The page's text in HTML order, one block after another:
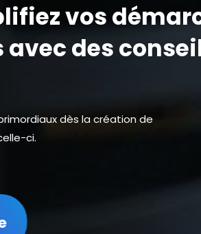
vos
des
dès la création de
ci.